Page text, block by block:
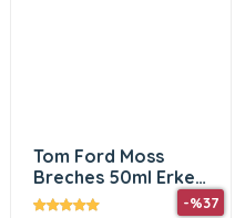
Tom Ford Moss
Breches 50ml Erkek
Parfüm
-%37